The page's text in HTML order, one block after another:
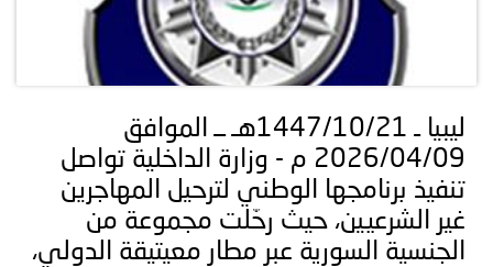
ليبيا ـ 1447/10/21هـ ــ الموافق
2026/04/09 م - وزارة الداخلية تواصل
تنفيذ برنامجها الوطني لترحيل المهاجرين
غير الشرعيين، حيث رحّلت مجموعة من
الجنسية السورية عبر مطار معيتيقة الدولي،